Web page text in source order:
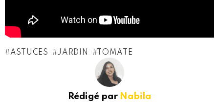
ASTUCES JARDIN TOMATE
Rédigé par Nabila